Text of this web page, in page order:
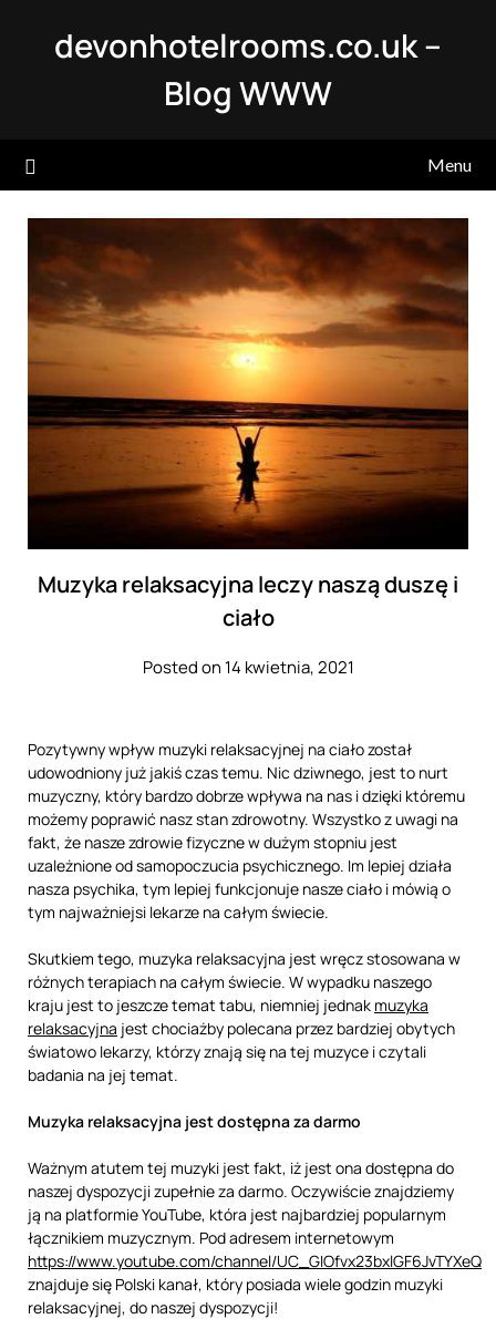
devonhotelrooms.co.uk –
Blog WWW
Menu
Muzyka relaksacyjna leczy naszą duszę i
ciało
Posted on 14 kwietnia, 2021
Pozytywny wpływ muzyki relaksacyjnej na ciało został
udowodniony już jakiś czas temu. Nic dziwnego, jest to nurt
muzyczny, który bardzo dobrze wpływa na nas i dzięki któremu
możemy poprawić nasz stan zdrowotny. Wszystko z uwagi na
fakt, że nasze zdrowie fizyczne w dużym stopniu jest
uzależnione od samopoczucia psychicznego. Im lepiej działa
nasza psychika, tym lepiej funkcjonuje nasze ciało i mówią o
tym najważniejsi lekarze na całym świecie.
Skutkiem tego, muzyka relaksacyjna jest wręcz stosowana w
różnych terapiach na całym świecie. W wypadku naszego
kraju jest to jeszcze temat tabu, niemniej jednak muzyka
relaksacyjna jest chociażby polecana przez bardziej obytych
światowo lekarzy, którzy znają się na tej muzyce i czytali
badania na jej temat.
Muzyka relaksacyjna jest dostępna za darmo
Ważnym atutem tej muzyki jest fakt, iż jest ona dostępna do
naszej dyspozycji zupełnie za darmo. Oczywiście znajdziemy
ją na platformie YouTube, która jest najbardziej popularnym
łącznikiem muzycznym. Pod adresem internetowym
https://www.youtube.com/channel/UC_GIOfvx23bxlGF6JvTYXeQ
znajduje się Polski kanał, który posiada wiele godzin muzyki
relaksacyjnej, do naszej dyspozycji!